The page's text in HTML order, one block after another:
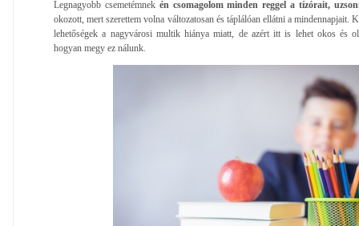
Legnagyobb csemetémnek én csomagolom minden reggel a tízórait,
okozott, mert szerettem volna változatosan és táplálóan ellátni a mindennapjait.
lehetőségek a nagyvárosi multik hiánya miatt, de azért itt is lehet okos és
hogyan megy ez nálunk.